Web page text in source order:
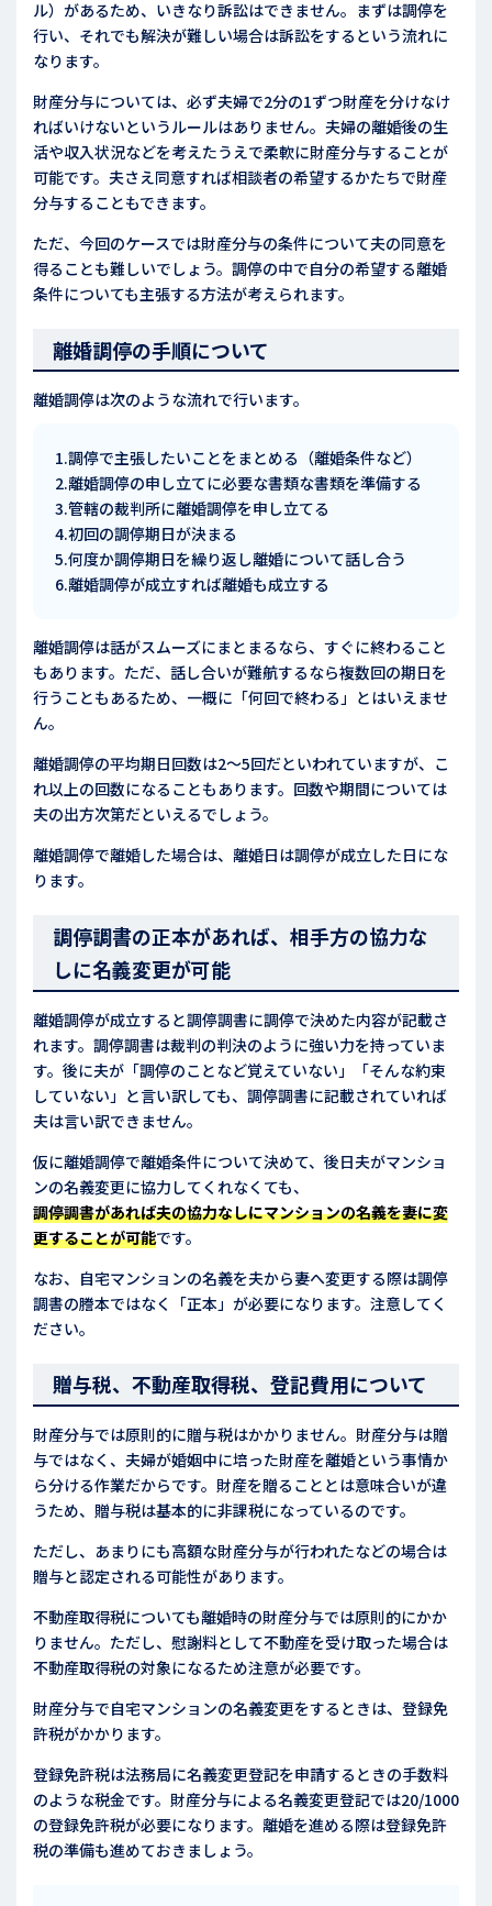
ル）があるため、いきなり訴訟はできません。まずは調停を
行い、それでも解決が難しい場合は訴訟をするという流れに
なります。
財産分与については、必ず夫婦で2分の1ずつ財産を分けなけ
ればいけないというルールはありません。夫婦の離婚後の生
活や収入状況などを考えたうえで柔軟に財産分与することが
可能です。夫さえ同意すれば相談者の希望するかたちで財産
分与することもできます。
ただ、今回のケースでは財産分与の条件について夫の同意を
得ることも難しいでしょう。調停の中で自分の希望する離婚
条件についても主張する方法が考えられます。
離婚調停の手順について
離婚調停は次のような流れで行います。
1.調停で主張したいことをまとめる（離婚条件など）
2.離婚調停の申し立てに必要な書類な書類を準備する
3.管轄の裁判所に離婚調停を申し立てる
4.初回の調停期日が決まる
5.何度か調停期日を繰り返し離婚について話し合う
6.離婚調停が成立すれば離婚も成立する
離婚調停は話がスムーズにまとまるなら、すぐに終わること
もあります。ただ、話し合いが難航するなら複数回の期日を
行うこともあるため、一概に「何回で終わる」とはいえませ
ん。
離婚調停の平均期日回数は2～5回だといわれていますが、こ
れ以上の回数になることもあります。回数や期間については
夫の出方次第だといえるでしょう。
離婚調停で離婚した場合は、離婚日は調停が成立した日にな
ります。
調停調書の正本があれば、相手方の協力な
しに名義変更が可能
離婚調停が成立すると調停調書に調停で決めた内容が記載さ
れます。調停調書は裁判の判決のように強い力を持っていま
す。後に夫が「調停のことなど覚えていない」「そんな約束
していない」と言い訳しても、調停調書に記載されていれば
夫は言い訳できません。
仮に離婚調停で離婚条件について決めて、後日夫がマンショ
ンの名義変更に協力してくれなくても、
調停調書があれば夫の協力なしにマンションの名義を妻に変
更することが可能です。
なお、自宅マンションの名義を夫から妻へ変更する際は調停
調書の謄本ではなく「正本」が必要になります。注意してく
ださい。
贈与税、不動産取得税、登記費用について
財産分与では原則的に贈与税はかかりません。財産分与は贈
与ではなく、夫婦が婚姻中に培った財産を離婚という事情か
ら分ける作業だからです。財産を贈ることとは意味合いが違
うため、贈与税は基本的に非課税になっているのです。
ただし、あまりにも高額な財産分与が行われたなどの場合は
贈与と認定される可能性があります。
不動産取得税についても離婚時の財産分与では原則的にかか
りません。ただし、慰謝料として不動産を受け取った場合は
不動産取得税の対象になるため注意が必要です。
財産分与で自宅マンションの名義変更をするときは、登録免
許税がかかります。
登録免許税は法務局に名義変更登記を申請するときの手数料
のような税金です。財産分与による名義変更登記では20/1000
の登録免許税が必要になります。離婚を進める際は登録免許
税の準備も進めておきましょう。